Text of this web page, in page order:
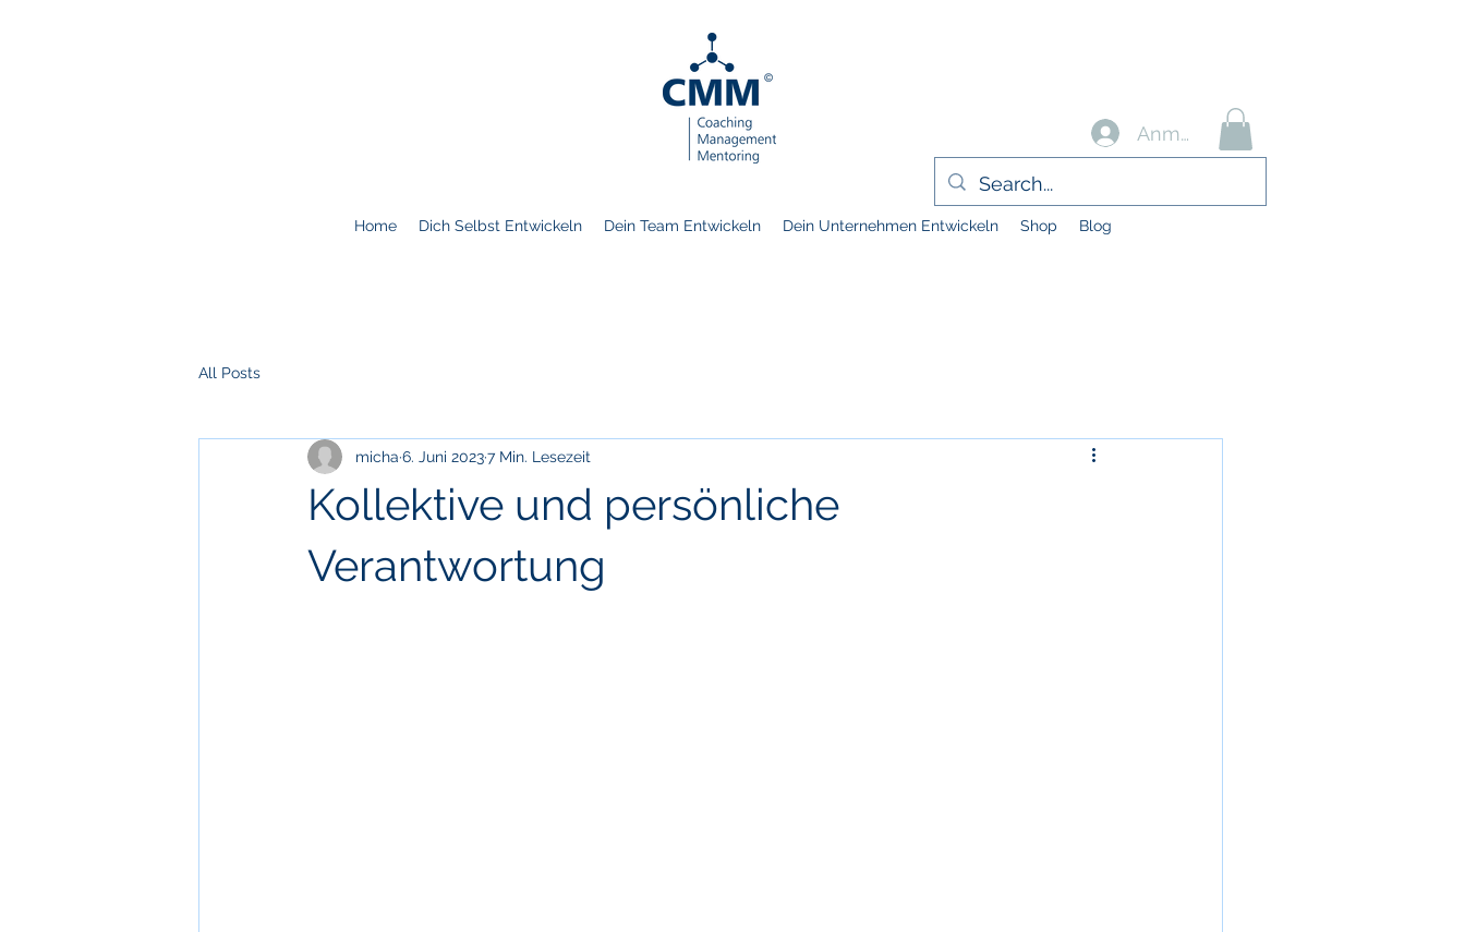
Anmelden
Home Dich Selbst Entwickeln Dein Team Entwickeln Dein Unternehmen Entwickeln Shop Blog
All Posts
Kollektive und persönliche
Verantwortung
micha 6. Juni 20237 Min. Lesezeit